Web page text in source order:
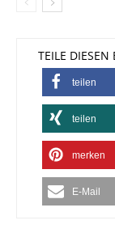
TEILE DIESEN
teilen
teilen
merken
E-Mail